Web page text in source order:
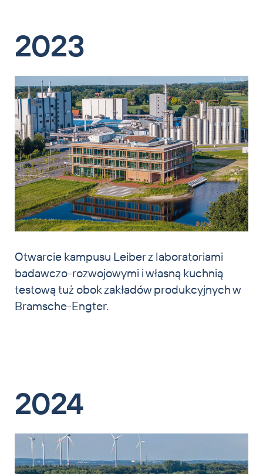
2023
Otwarcie kampusu Leiber z laboratoriami
badawczo-rozwojowymi i własną kuchnią
testową tuż obok zakładów produkcyjnych w
Bramsche-Engter.
2024